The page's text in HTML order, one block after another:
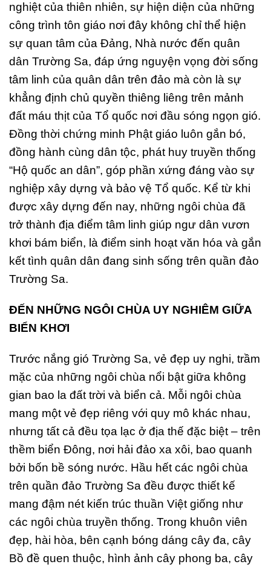
nghiệt của thiên nhiên, sự hiện diện của những
công trình tôn giáo nơi đây không chỉ thể hiện
sự quan tâm của Đảng, Nhà nước đến quân
dân Trường Sa, đáp ứng nguyện vọng đời sống
tâm linh của quân dân trên đảo mà còn là sự
khẳng định chủ quyền thiêng liêng trên mảnh
đất máu thịt của Tổ quốc nơi đầu sóng ngọn gió.
Đồng thời chứng minh Phật giáo luôn gắn bó,
đồng hành cùng dân tộc, phát huy truyền thống
“Hộ quốc an dân”, góp phần xứng đáng vào sự
nghiệp xây dựng và bảo vệ Tổ quốc. Kể từ khi
được xây dựng đến nay, những ngôi chùa đã
trở thành địa điểm tâm linh giúp ngư dân vươn
khơi bám biển, là điểm sinh hoạt văn hóa và gắn
kết tình quân dân đang sinh sống trên quần đảo
Trường Sa.
ĐẾN NHỮNG NGÔI CHÙA UY NGHIÊM GIỮA
BIỂN KHƠI
Trước nắng gió Trường Sa, vẻ đẹp uy nghi, trầm
mặc của những ngôi chùa nổi bật giữa không
gian bao la đất trời và biển cả. Mỗi ngôi chùa
mang một vẻ đẹp riêng với quy mô khác nhau,
nhưng tất cả đều tọa lạc ở địa thế đặc biệt – trên
thềm biển Đông, nơi hải đảo xa xôi, bao quanh
bởi bốn bề sóng nước. Hầu hết các ngôi chùa
trên quần đảo Trường Sa đều được thiết kế
mang đậm nét kiến trúc thuần Việt giống như
các ngôi chùa truyền thống. Trong khuôn viên
đẹp, hài hòa, bên cạnh bóng dáng cây đa, cây
Bồ đề quen thuộc, hình ảnh cây phong ba, cây